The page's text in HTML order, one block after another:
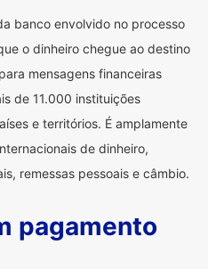
banco envolvido no processo
o dinheiro chegue ao destino
mensagens financeiras
de 11.000 instituições
e territórios. É amplamente
de dinheiro,
remessas pessoais e câmbio.
pagamento